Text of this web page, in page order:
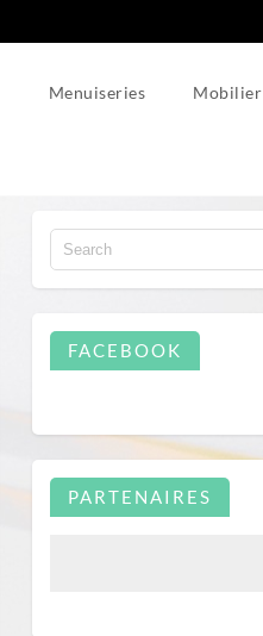
Menuiseries Mobilier
FACEBOOK
PARTENAIRES